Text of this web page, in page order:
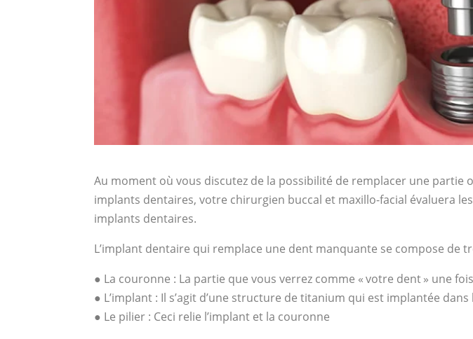
Au moment où vous discutez de la possibilité de remplacer une
implants dentaires, votre chirurgien buccal et maxillo-facial évaluera
implants dentaires.
L’implant dentaire qui remplace une dent manquante se compose de
● La couronne : La partie que vous verrez comme « votre dent » une
● L’implant : Il s’agit d’une structure de titanium qui est implantée
● Le pilier : Ceci relie l’implant et la couronne